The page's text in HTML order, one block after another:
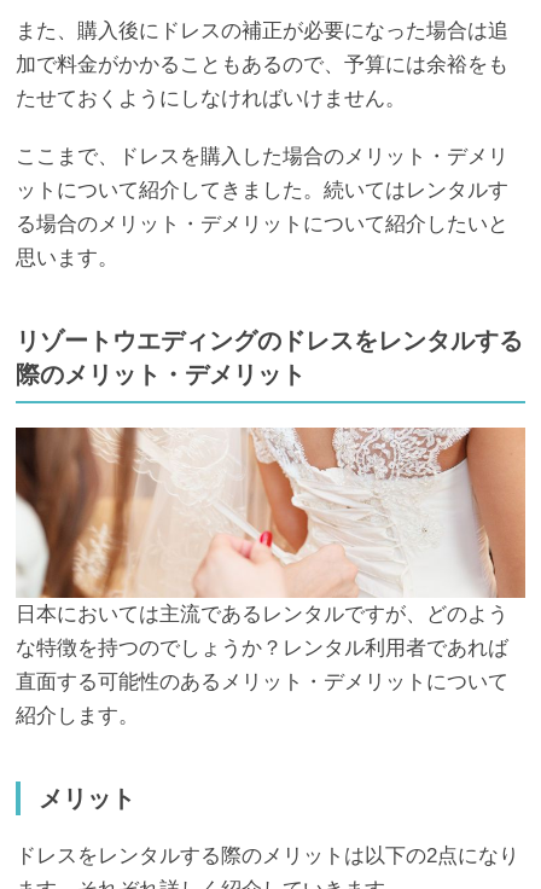
また、購入後にドレスの補正が必要になった場合は追
加で料金がかかることもあるので、予算には余裕をも
たせておくようにしなければいけません。
ここまで、ドレスを購入した場合のメリット・デメリ
ットについて紹介してきました。続いてはレンタルす
る場合のメリット・デメリットについて紹介したいと
思います。
リゾートウエディングのドレスをレンタルする
際のメリット・デメリット
日本においては主流であるレンタルですが、どのよう
な特徴を持つのでしょうか？レンタル利用者であれば
直面する可能性のあるメリット・デメリットについて
紹介します。
メリット
ドレスをレンタルする際のメリットは以下の2点になり